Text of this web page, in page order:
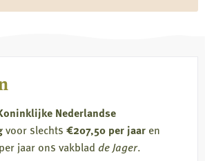
via
Nederlandse
voor slechts €207,50 per jaar en
jaar ons vakblad de Jager.